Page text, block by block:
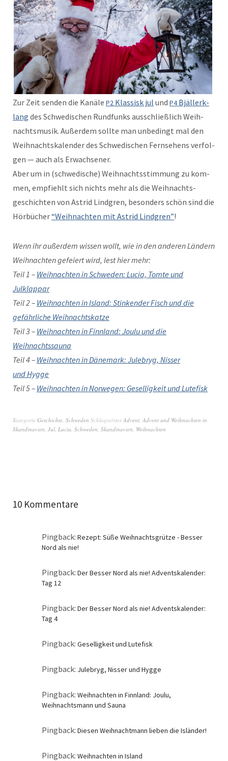
Zur Zeit senden die Kanäle P2 Klas­sisk jul und P4Bjällerk­
lang des Schwedis­chen Rund­funks auss­chließlich Wei­h­
nachtsmusik. Außer­dem sollte man unbe­d­ingt mal den
Wei­h­nacht­skalen­der des Schwedis­chen Fernse­hens ver­fol­
gen — auch als Erwachsener.
Aber um in (schwedis­che) Wei­h­nachtsstim­mung zu kom­
men, emp­fiehlt sich nichts mehr als die Wei­h­nachts­
geschicht­en von Astrid Lind­gren, beson­ders schön sind die
Hör­büch­er“Wei­h­nacht­en mit Astrid Lind­gren”!
Wenn ihr außer­dem wis­sen wollt, wie in den anderen Län­dern
Wei­h­nacht­en gefeiert wird, lest hier mehr:
Teil 1 – Wei­h­nacht­en in Schwe­den: Lucia, Tomte und
Julklappar
Teil 2 – Wei­h­nacht­en in Island: Stink­ender Fisch und die
gefährliche Weihnachtskatze
Teil 3 – Wei­h­nacht­en in Finn­land: Joulu und die
Weihnachtssauna
Teil 4 – Wei­h­nacht­en in Däne­mark: Jule­bryg, Niss­er
und Hygge
Teil 5 – Wei­h­nacht­en in Nor­we­gen: Gesel­ligkeit und Lutefisk
Kategorie Geschichte Schweden SchlagwörterAdvent Advent und Weihnachten in
Skandinavien Jul Lucia Schweden Skandinavien Weihnachten
10 Kommentare
Pingback: Rezept: Süße Weihnachtsgrütze - Besser
Nord als nie!
Pingback: Der Besser Nord als nie! Adventskalender:
Tag 12
Pingback: Der Besser Nord als nie! Adventskalender:
Tag 4
Pingback: Geselligkeit und Lutefisk
Pingback: Julebryg, Nisser und Hygge
Pingback: Weihnachten in Finnland: Joulu,
Weihnachtsmann und Sauna
Pingback: Diesen Weihnachtmann lieben die Isländer!
Pingback: Weihnachten in Island